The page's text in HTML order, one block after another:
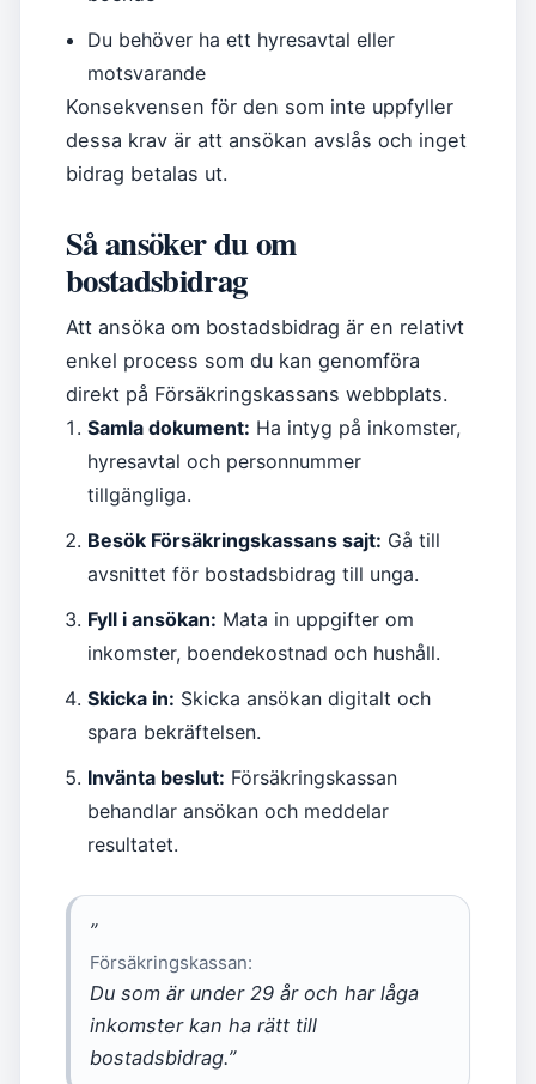
Du behöver ha ett hyresavtal eller
motsvarande
Konsekvensen för den som inte uppfyller
dessa krav är att ansökan avslås och inget
bidrag betalas ut.
Så ansöker du om
bostadsbidrag
Att ansöka om bostadsbidrag är en relativt
enkel process som du kan genomföra
direkt på Försäkringskassans webbplats.
Samla dokument: Ha intyg på inkomster,
hyresavtal och personnummer
tillgängliga.
Besök Försäkringskassans sajt: Gå till
avsnittet för bostadsbidrag till unga.
Fyll i ansökan: Mata in uppgifter om
inkomster, boendekostnad och hushåll.
Skicka in: Skicka ansökan digitalt och
spara bekräftelsen.
Invänta beslut: Försäkringskassan
behandlar ansökan och meddelar
resultatet.
”
Försäkringskassan:
Du som är under 29 år och har låga
inkomster kan ha rätt till
bostadsbidrag.”